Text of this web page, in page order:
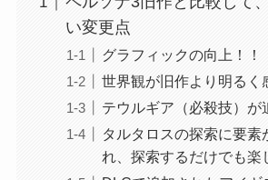
い変更点
グラフィックの向上！！
世界観が旧作より明るく
テウルギア（必殺技）が
タルタロスの探索に要素
れ、探索するだけでも楽